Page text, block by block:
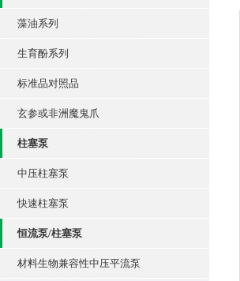
藻油系列
生育酚系列
标准品对照品
玄参或非洲魔鬼爪
柱塞泵
中压柱塞泵
快速柱塞泵
恒流泵/柱塞泵
材料生物兼容性中压平流泵